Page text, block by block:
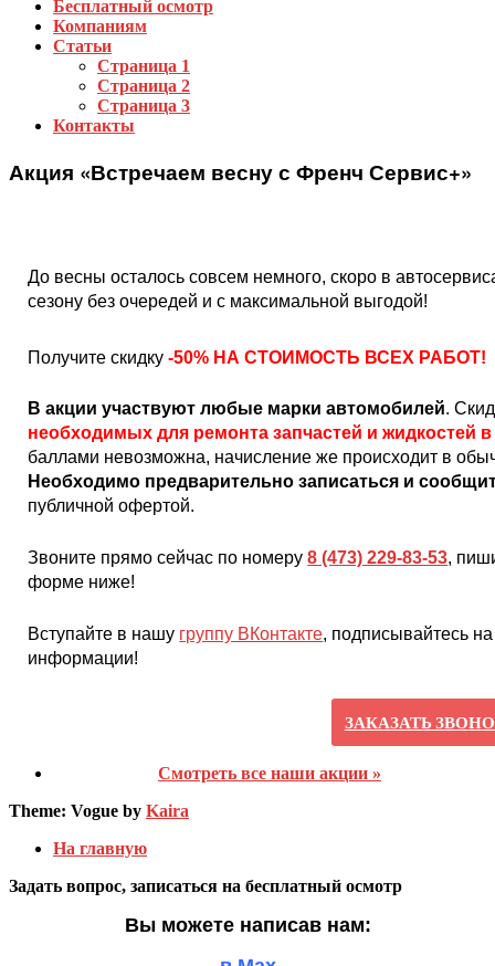
Бесплатный осмотр
Компаниям
Статьи
Страница 1
Страница 2
Страница 3
Контакты
Акция «Встречаем весну с Френч Сервис+»
До весны осталось совсем немного, скоро в
сезону без очередей и с максимальной выгодой!
Получите скидку-50% НА СТОИМОСТЬ ВСЕХ РАБОТ!
В акции участвуют любые марки автомобилей.
необходимых для ремонта запчастей и жидкостей
баллами невозможна, начисление же происходит в
Необходимо предварительно записаться и
публичной офертой.
Звоните прямо сейчас по номеру8 (473) 229-83-53,
форме ниже!
Вступайте в нашу группу ВКонтакте, подписывайтесь
информации!
ЗАКАЗАТЬ
Смотреть все наши акции »
Theme: Vogue by Kaira
На главную
Задать вопрос, записаться на бесплатный осмотр
Вы можете написав нам: